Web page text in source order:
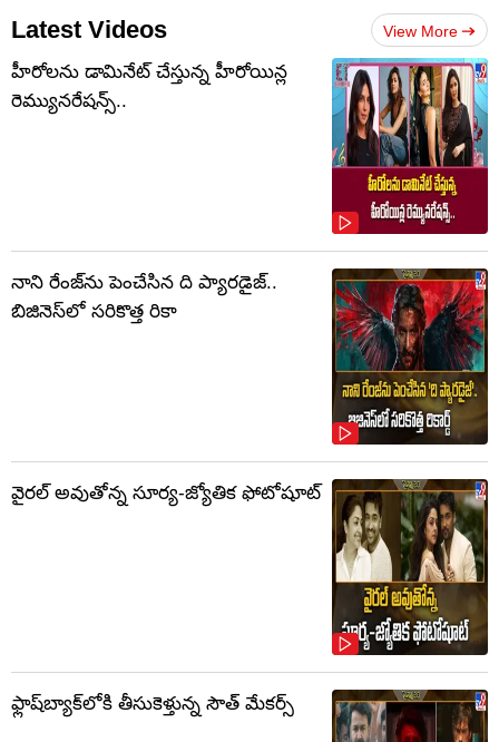
Latest Videos View More
హీరోలను డామినేట్ చేస్తున్న హీరోయిన్ల
రెమ్యునరేషన్స్..
నాని రేంజ్‌ను పెంచేసిన ది ప్యారడైజ్..
బిజినెస్‌లో సరికొత్త రికా
వైరల్ అవుతోన్న సూర్య-జ్యోతిక ఫోటోషూట్
ఫ్లాష్‌బ్యాక్‌లోకి తీసుకెళ్తున్న సౌత్‌ మేకర్స్‌